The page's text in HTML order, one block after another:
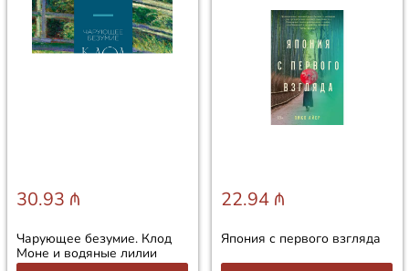
30.93 ₼
Чарующее безумие. Клод
Моне и водяные лилии
22.94 ₼
Япония с первого взгляда